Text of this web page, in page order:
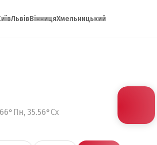
ЛьвівВінницяХмельницький
35.56°Сх